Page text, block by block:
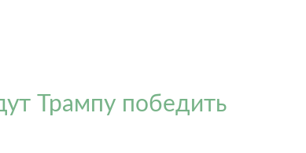
Трампу победить